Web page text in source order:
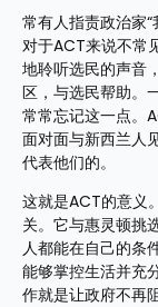
常有人指责政治家
对于ACT来说不常
地聆听选民的声音
区，与选民帮助。
常常忘记这一点。
面对面与新西兰人
代表他们的。
这就是ACT的意义
关。它与惠灵顿挑
人都能在自己的条
能够掌控生活并充
作就是让政府不再